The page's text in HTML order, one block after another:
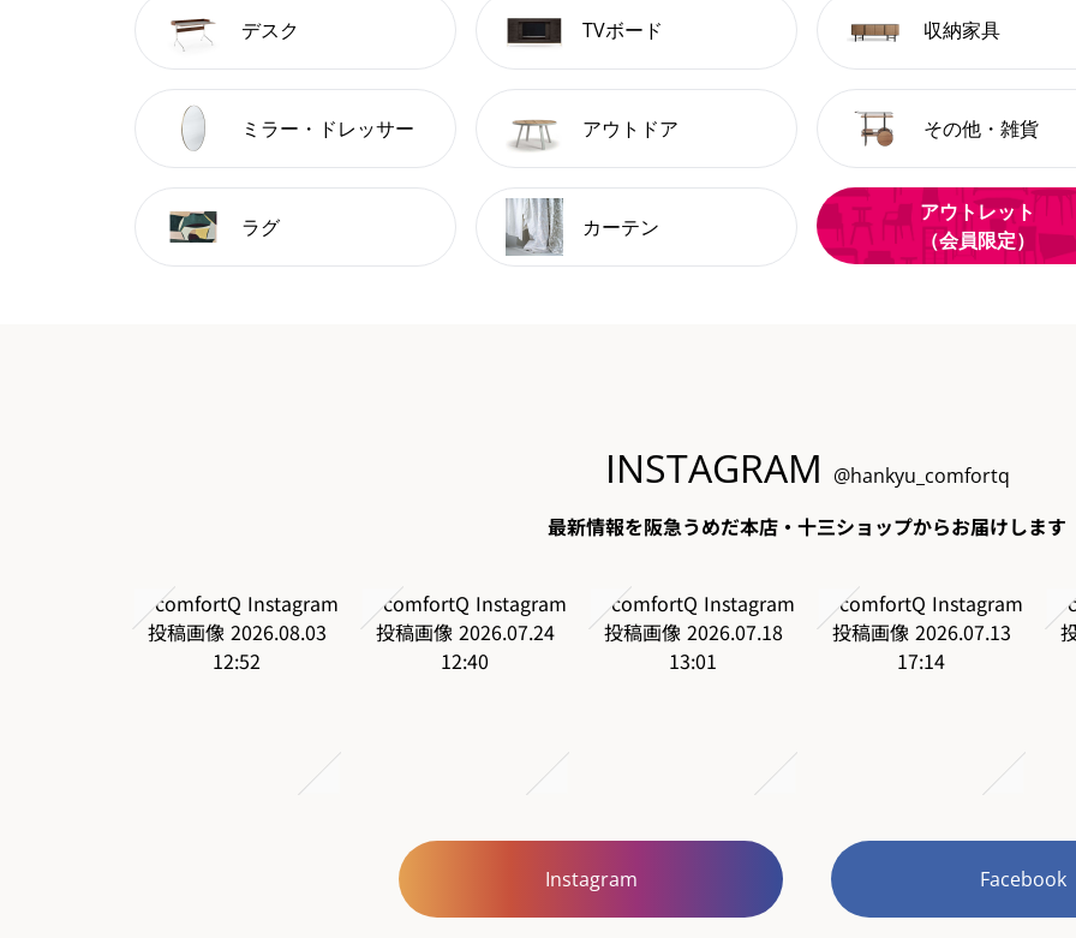
デスク TVボード 収納家具
ミラー・ドレッサー アウトドア その他・雑貨
ラグ カーテン
アウトレット
（会員限定）
INSTAGRAM @hankyu_comfortq
最新情報を阪急うめだ本店・十三ショップからお届けします
Instagram Facebook